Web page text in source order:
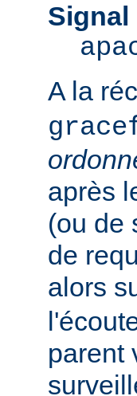
Signal
A la
après
(ou de
de
alors
parent